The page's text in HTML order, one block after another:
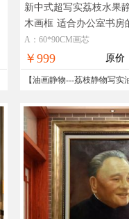
新中式超写实荔枝水果
木画框 适合办公室书房
荔枝
A：60*90CM画芯
￥999 原价
【油画静物---荔枝静物写实